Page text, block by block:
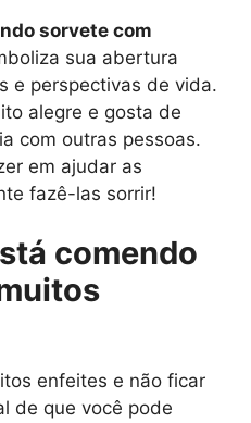
sorvete com
sua abertura
e perspectivas de vida.
alegre e gosta de
com outras pessoas.
em ajudar as
fazê-las sorrir!
comendo
enfeites e não ficar
de que você pode